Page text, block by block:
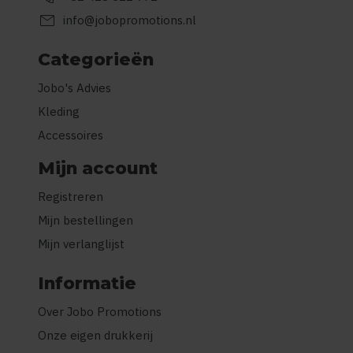
mail info@jobopromotions.nl
Categorieën
Jobo's Advies
Kleding
Accessoires
Mijn account
Registreren
Mijn bestellingen
Mijn verlanglijst
Informatie
Over Jobo Promotions
Onze eigen drukkerij